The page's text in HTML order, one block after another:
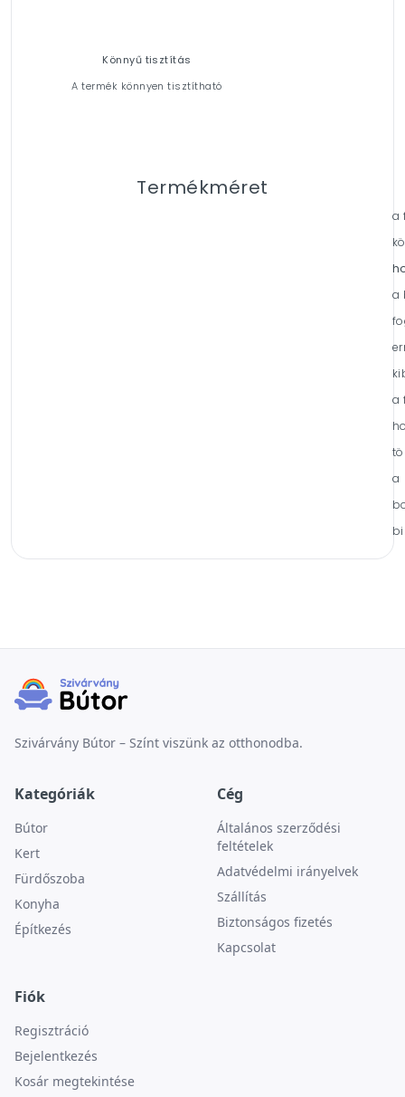
Könnyű tisztítás
A termék könnyen tisztítható
Termékméret
a
a
a
a
Szivárvány Bútor – Színt viszünk az otthonodba.
Kategóriák
Bútor
Kert
Fürdőszoba
Konyha
Építkezés
Cég
Általános szerződési
feltételek
Adatvédelmi irányelvek
Szállítás
Biztonságos fizetés
Kapcsolat
Fiók
Regisztráció
Bejelentkezés
Kosár megtekintése